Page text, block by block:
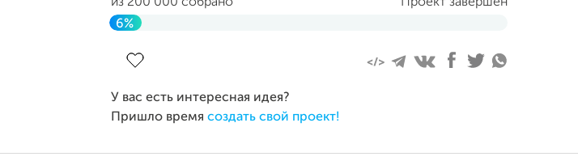
6%
У вас есть интересная идея?
Пришло время создать свой проект!